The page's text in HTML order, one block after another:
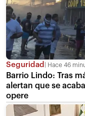
Seguridad Hace 46
Barrio Lindo: Tras
alertan que se
opere